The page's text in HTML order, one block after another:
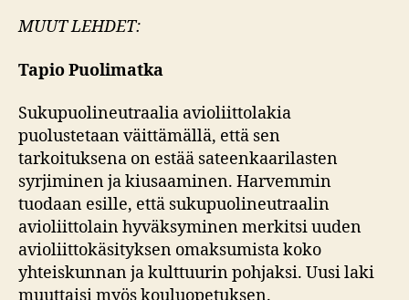
MUUT LEHDET:
Tapio Puolimatka
Sukupuolineutraalia avioliittolakia
puolustetaan väittämällä, että sen
tarkoituksena on estää sateenkaarilasten
syrjiminen ja kiusaaminen. Harvemmin
tuodaan esille, että sukupuolineutraalin
avioliittolain hyväksyminen merkitsi uuden
avioliittokäsityksen omaksumista koko
yhteiskunnan ja kulttuurin pohjaksi. Uusi laki